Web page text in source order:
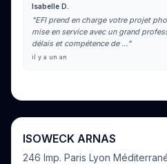
Isabelle D.
"EFI prend en charge votre projet
mise en service avec un grand
délais et compétence de …"
il y a un an
ISOWECK ARNAS
246 Imp. Paris Lyon